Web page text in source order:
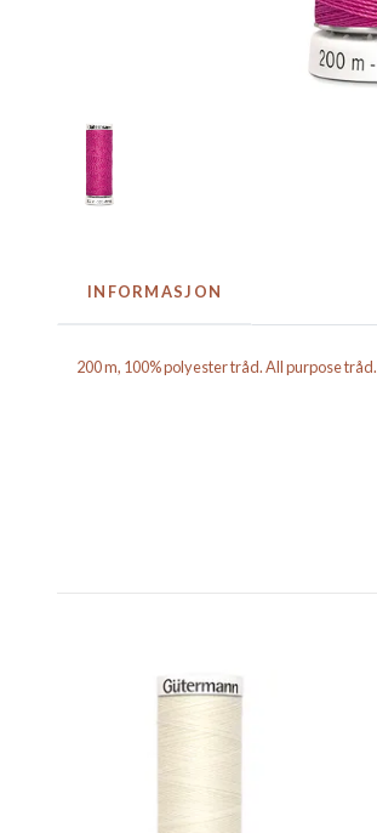
INFORMASJON
200 m, 100% polyester tråd. All purpose tråd.